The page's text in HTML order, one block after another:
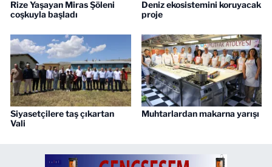
Rize Yaşayan Miras Şöleni
coşkuyla başladı
Deniz ekosistemini koruyacak
proje
Siyasetçilere taş çıkartan
Vali
Muhtarlardan makarna yarışı